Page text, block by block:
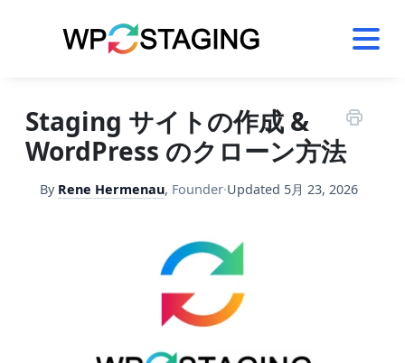
Staging サイトの作成 &
WordPress のクローン方法
By Rene Hermenau, Founder·Updated 5月 23, 2026